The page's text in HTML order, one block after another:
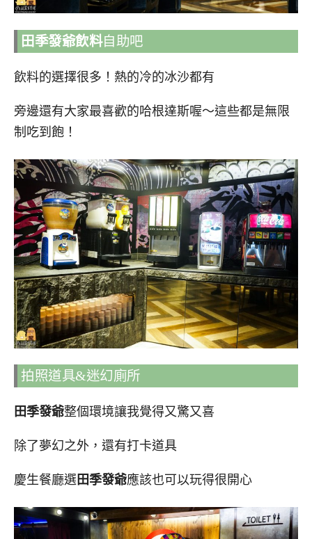
田季發爺飲料自助吧
飲料的選擇很多！熱的冷的冰沙都有
旁邊還有大家最喜歡的哈根達斯喔～這些都是無限
制吃到飽！
拍照道具&迷幻廁所
田季發爺整個環境讓我覺得又驚又喜
除了夢幻之外，還有打卡道具
慶生餐廳選 田季發爺應該也可以玩得很開心